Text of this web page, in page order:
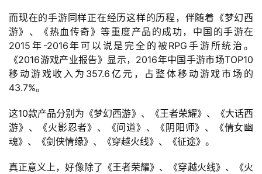
而现在的手游同样正在经历这样的历程，伴随着《梦幻西
游》、《热血传奇》等重度产品的成功，中国的手游在
2015年-2016年可以说是完全的被RPG手游所统治。
《2016游戏产业报告》显示，2016年中国手游市场TOP10
移动游戏收入为357.6亿元，占整体移动游戏市场的
43.7%。
这10款产品分别为《梦幻西游》、《王者荣耀》、《大话西
游》、《火影忍者》、《问道》、《阴阳师》、《倩女幽
魂》、《剑侠情缘》、《穿越火线》、《征途》。
真正意义上，好像除了《王者荣耀》、《穿越火线》、《火